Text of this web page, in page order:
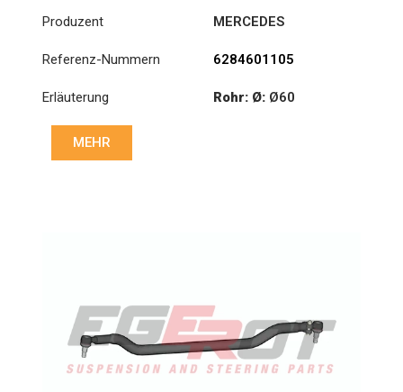
Produzent MERCEDES
Referenz-Nummern 6284601105
Erläuterung Rohr: Ø: Ø60
MEHR